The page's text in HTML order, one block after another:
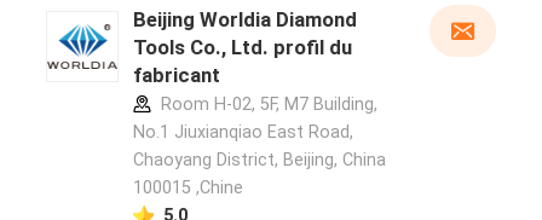
Beijing Worldia Diamond
Tools Co., Ltd. profil du
fabricant
Room H-02, 5F, M7 Building,
No.1 Jiuxianqiao East Road,
Chaoyang District, Beijing, China
100015 ,Chine
5.0